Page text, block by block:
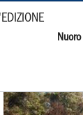
Nuoro